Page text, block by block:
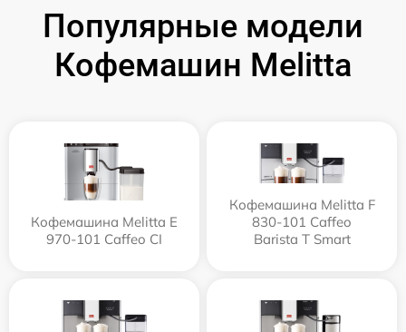
Популярные модели
Кофемашин Melitta
Кофемашина Melitta Е
970-101 Caffeo CI
Кофемашина Melitta F
830-101 Caffeo
Barista T Smart